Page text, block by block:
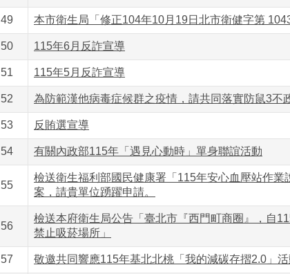
49 本市衛生局「修正104年10月19日北市衛健字第
50 115年6月反詐宣導
51 115年5月反詐宣導
52 為防範漢他病毒症候群之疫情，請共同落實防鼠3不
53 反賄選宣導
54 有關內政部115年「遇見心動時」單身聯誼活動
55
檢送衛生福利部國民健康署「115年安心血壓站作
案，請貴單位踴躍申請。
56
檢送本府衛生局公告「臺北市『西門町商圈』，自
禁止吸菸場所」
57 敬邀共同響應115年基北北桃「我的減碳存摺2.0」活